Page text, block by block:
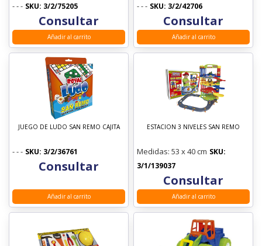
FIORELLA
SAN REMO
NUPRO
LUNI
NEW PLAST
PANAPACK
- - - SKU: 3/2/75205
Consultar
Añadir al carrito
- - - SKU: 3/2/42706
Consultar
Añadir al carrito
JUEGO DE LUDO SAN REMO CAJITA
- - - SKU: 3/2/36761
Consultar
Añadir al carrito
ESTACION 3 NIVELES SAN REMO
Medidas: 53 x 40 cm SKU:
3/1/139037
Consultar
Añadir al carrito